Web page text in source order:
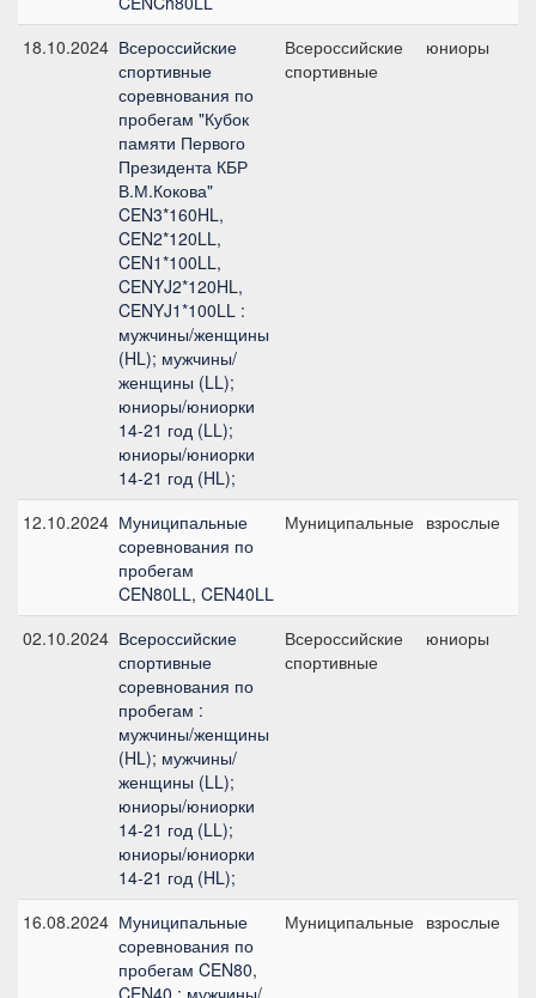
18.10.2024 Всероссийские
спортивные
соревнования по
пробегам "Кубок
памяти Первого
Президента КБР
В.М.Кокова"
CEN3*160HL,
CEN2*120LL,
CEN1*100LL,
CENYJ2*120HL,
CENYJ1*100LL :
мужчины/женщины
(HL); мужчины/
женщины (LL);
юниоры/юниорки
14-21 год (LL);
юниоры/юниорки
14-21 год (HL);
Всероссийские
спортивные
юниоры
12.10.2024 Муниципальные
соревнования по
пробегам
CEN80LL, CEN40LL
Муниципальные взрослые
02.10.2024 Всероссийские
спортивные
соревнования по
пробегам :
мужчины/женщины
(HL); мужчины/
женщины (LL);
юниоры/юниорки
14-21 год (LL);
юниоры/юниорки
14-21 год (HL);
Всероссийские
спортивные
юниоры
16.08.2024 Муниципальные
соревнования по
пробегам CEN80,
CEN40 : мужчины/
Муниципальные взрослые